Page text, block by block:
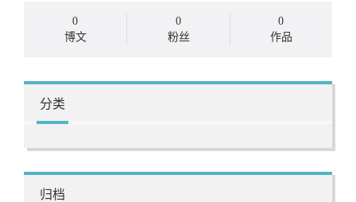
0
博文
0
粉丝
0
作品
分类
归档